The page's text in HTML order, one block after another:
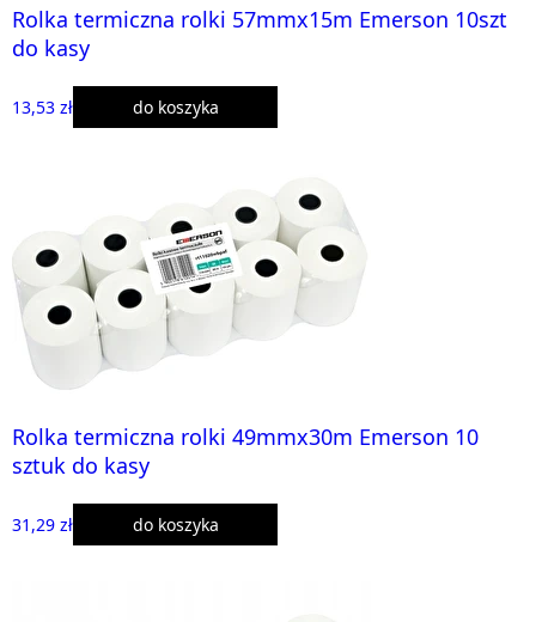
Rolka termiczna rolki 57mmx15m Emerson 10szt
do kasy
13,53 zł do koszyka
Rolka termiczna rolki 49mmx30m Emerson 10
sztuk do kasy
31,29 zł do koszyka